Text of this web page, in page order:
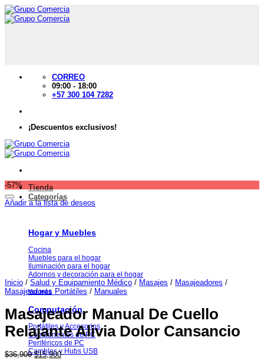
Saltar
al
contenido
CORREO
09:00 - 18:00
+57 300 104 7282
¡Descuentos exclusivos!
Tienda
Categorías
Hogar y Muebles
Cocina
Muebles para el hogar
Iluminación para el hogar
Adornos y decoración para el hogar
Ver más
Computación
Portátiles y Accesorios
Componentes de PC
Periféricos de PC
Cambles y Hubs USB
-57%
Añadir a la lista de deseos
Inicio / Salud y Equipamiento Médico / Masajes / Masajeadores /
Masajeadores Portátiles / Manuales
Masajeador Manual De Cuello
Relajante Alivia Dolor Cansancio
$36,900 El
$15,900El